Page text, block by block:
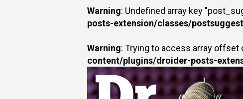
Warning: Undefined array key
posts-extension/classes/
Warning: Trying to access array offset
content/plugins/droider-posts-